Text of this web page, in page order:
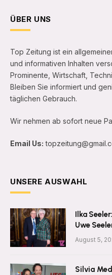
ÜBER UNS
Top Zeitung ist ein
und informativen Inhalten
Prominente, Wirtschaft,
Bleiben Sie informiert und
täglichen Gebrauch.
Wir nehmen ab sofort neue
Email Us:
UNSERE AUSWAHL
Ilka
Uwe
August 5,
Silvia